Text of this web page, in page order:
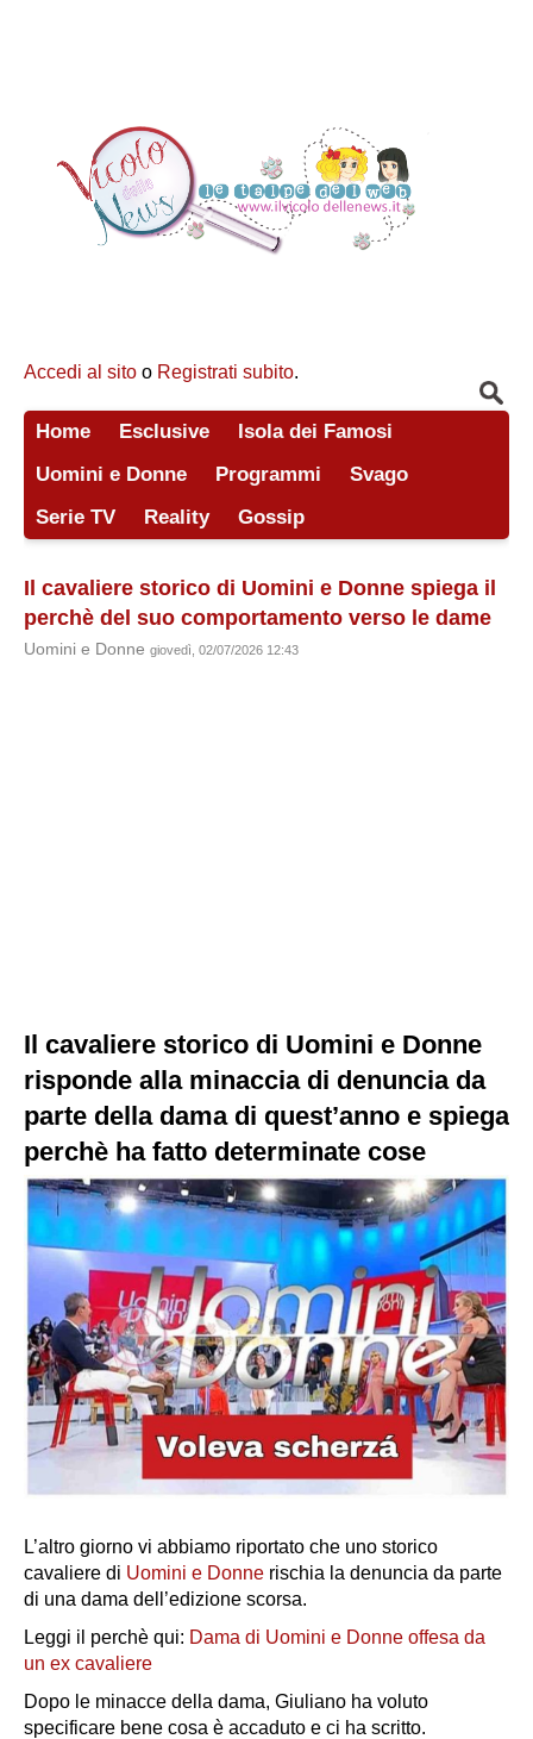
Accedi al sito o Registrati subito.
Home Esclusive
Isola dei Famosi
Uomini e Donne
Programmi
Svago
Serie TV
Reality Gossip
Il cavaliere storico di Uomini e Donne spiega il
perchè del suo comportamento verso le dame
Uomini e Donne giovedì, 02/07/2026 12:43
Il cavaliere storico di Uomini e Donne
risponde alla minaccia di denuncia da
parte della dama di quest’anno e spiega
perchè ha fatto determinate cose
L’altro giorno vi abbiamo riportato che uno storico
cavaliere di Uomini e Donne rischia la denuncia da parte
di una dama dell’edizione scorsa.
Leggi il perchè qui: Dama di Uomini e Donne offesa da
un ex cavaliere
Dopo le minacce della dama, Giuliano ha voluto
specificare bene cosa è accaduto e ci ha scritto.